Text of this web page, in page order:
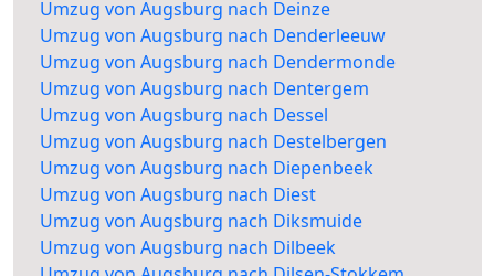
Umzug von Augsburg nach Deinze
Umzug von Augsburg nach Denderleeuw
Umzug von Augsburg nach Dendermonde
Umzug von Augsburg nach Dentergem
Umzug von Augsburg nach Dessel
Umzug von Augsburg nach Destelbergen
Umzug von Augsburg nach Diepenbeek
Umzug von Augsburg nach Diest
Umzug von Augsburg nach Diksmuide
Umzug von Augsburg nach Dilbeek